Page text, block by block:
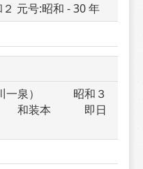
元号:昭和 - 30 年
泉）　　　昭和３
　和装本　　　即日